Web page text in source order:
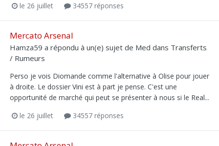
le 26 juillet
34557 réponses
Mercato Arsenal
Hamza59 a répondu à un(e) sujet de Med dans Transferts
/ Rumeurs
Perso je vois Diomande comme l'alternative à Olise pour jouer
à droite. Le dossier Vini est à part je pense. C'est une
opportunité de marché qui peut se présenter à nous si le Real...
le 26 juillet
34557 réponses